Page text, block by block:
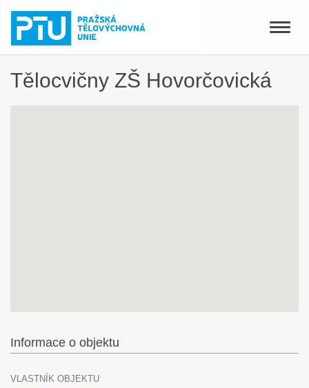
Toggle
Tělocvičny ZŠ Hovorčovická
Informace o objektu
VLASTNÍK OBJEKTU